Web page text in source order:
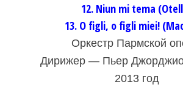
12. Niun mi tema
13. O figli, o figli miei!
Оркестр Пармской
Дирижер — Пьер
2013 год